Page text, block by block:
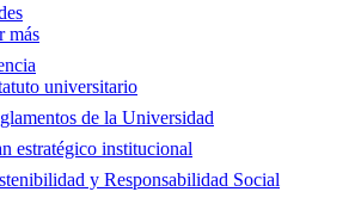
más
universitario
de la Universidad
estratégico institucional
y Responsabilidad Social